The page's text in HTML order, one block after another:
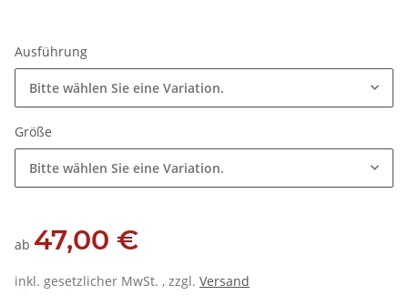
Ausführung
Bitte wählen Sie eine Variation.
Größe
Bitte wählen Sie eine Variation.
ab 47,00 €
inkl. gesetzlicher MwSt. , zzgl. Versand